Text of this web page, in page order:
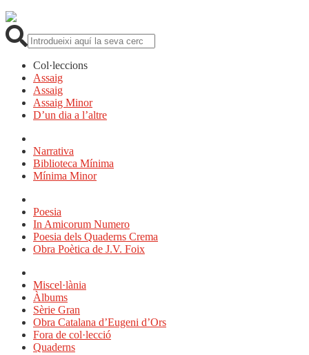
Col·leccions
Assaig
Assaig
Assaig Minor
D’un dia a l’altre
Narrativa
Biblioteca Mínima
Mínima Minor
Poesia
In Amicorum Numero
Poesia dels Quaderns Crema
Obra Poètica de J.V. Foix
Miscel·lània
Àlbums
Sèrie Gran
Obra Catalana d’Eugeni d’Ors
Fora de col·lecció
Quaderns